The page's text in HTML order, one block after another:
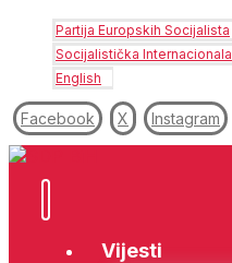
Partija Europskih Socijalista
Socijalistička Internacionala
English
Facebook X Instagram
Vijesti